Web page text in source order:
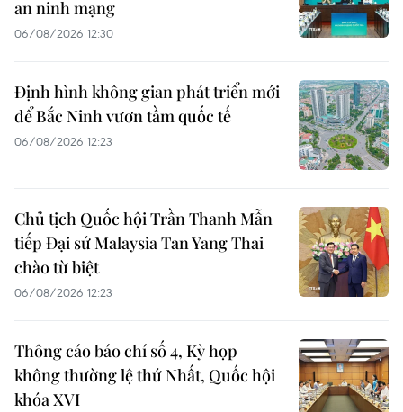
an ninh mạng
06/08/2026 12:30
Định hình không gian phát triển mới
để Bắc Ninh vươn tầm quốc tế
06/08/2026 12:23
Chủ tịch Quốc hội Trần Thanh Mẫn
tiếp Đại sứ Malaysia Tan Yang Thai
chào từ biệt
06/08/2026 12:23
Thông cáo báo chí số 4, Kỳ họp
không thường lệ thứ Nhất, Quốc hội
khóa XVI